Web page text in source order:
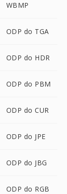
WBMP
ODP do TGA
ODP do HDR
ODP do PBM
ODP do CUR
ODP do JPE
ODP do JBG
ODP do RGB